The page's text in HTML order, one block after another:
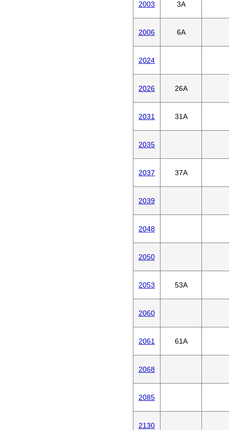
2003 3A
2006 6A
2024
2026 26A
2031 31A
2035
2037 37A
2039
2048
2050
2053 53A
2060
2061 61A
2068
2085
2130